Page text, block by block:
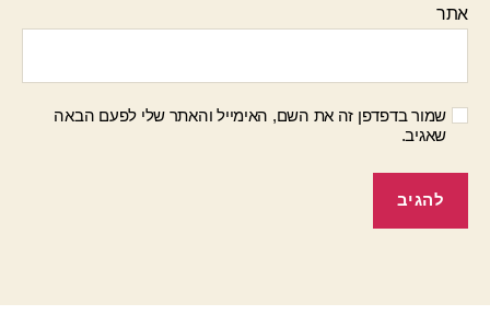
אתר
שמור בדפדפן זה את השם, האימייל והאתר שלי לפעם הבאה
שאגיב.